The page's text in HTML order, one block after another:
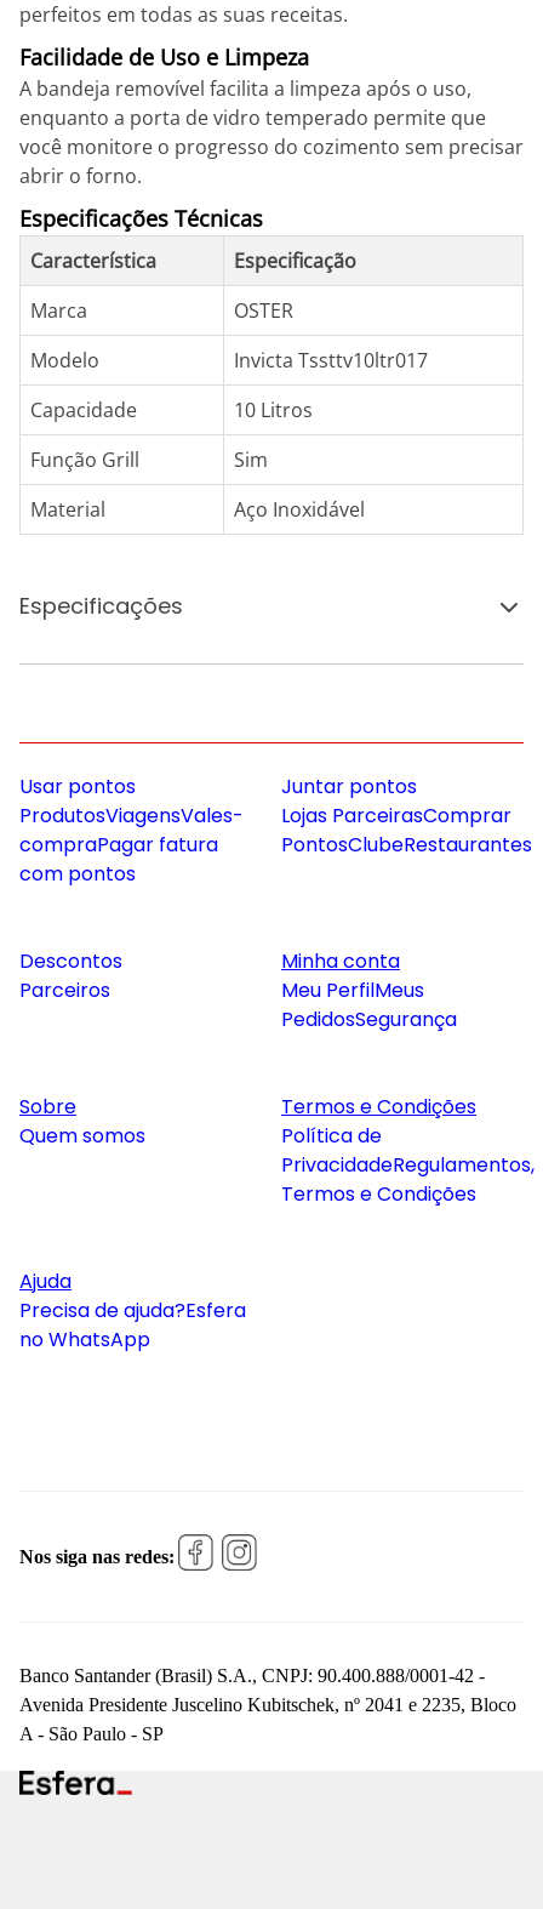
perfeitos em todas as suas receitas.
Facilidade de Uso e Limpeza
A bandeja removível facilita a limpeza após o uso,
enquanto a porta de vidro temperado permite que
você monitore o progresso do cozimento sem precisar
abrir o forno.
Especificações Técnicas
Característica
Especificação
Marca
OSTER
Modelo
Invicta Tssttv10ltr017
Capacidade
10 Litros
Função Grill
Sim
Material
Aço Inoxidável
Especificações
Usar pontos
ProdutosViagensVales-
compraPagar fatura
com pontos
Juntar pontos
Lojas ParceirasComprar
PontosClubeRestaurantes
Descontos
Parceiros
Minha conta
Meu PerfilMeus
PedidosSegurança
Sobre
Quem somos
Termos e Condições
Política de
PrivacidadeRegulamentos,
Termos e Condições
Ajuda
Precisa de ajuda?Esfera
no WhatsApp
Nos siga nas redes:
Banco Santander (Brasil) S.A., CNPJ: 90.400.888/0001-42 -
Avenida Presidente Juscelino Kubitschek, nº 2041 e 2235, Bloco
A - São Paulo - SP